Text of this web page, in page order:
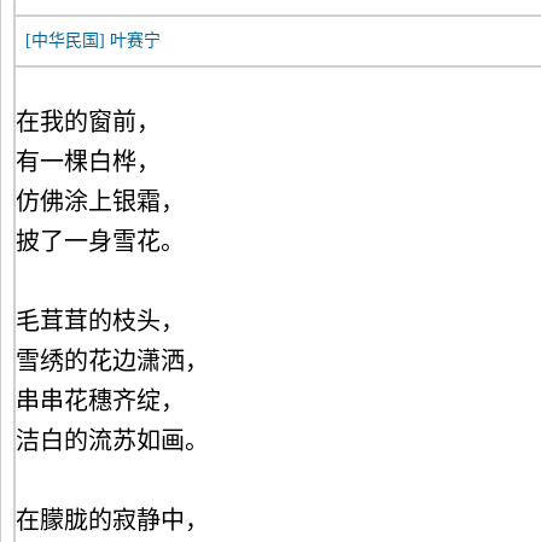
[中华民国] 叶赛宁
在我的窗前，
有一棵白桦，
仿佛涂上银霜，
披了一身雪花。
毛茸茸的枝头，
雪绣的花边潇洒，
串串花穗齐绽，
洁白的流苏如画。
在朦胧的寂静中，